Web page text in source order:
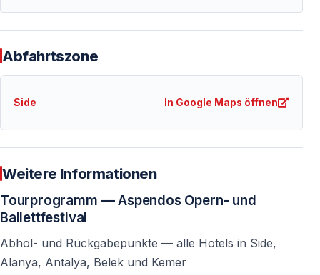
wird häufig mit einem Urlaubsaufenthalt kombiniert.
Organisation — Oper Türkei — Ballett Türkei
Staatlichen Oper und des Staatlichen Balletts unter dem
Ministerium für Kultur und Tourismus der Republik
Türkei organisiert.
Dank seiner künstlerischen Qualität, der historischen
Spielstätte und der internationalen Beteiligung zählt es
zu den prestigeträchtigsten Opern- und Ballettfestivals
weltweit.
Abfahrtszone
Side In Google Maps öffnen
Weitere Informationen
Tourprogramm — Aspendos Opern- und
Ballettfestival
Abhol- und Rückgabepunkte — alle Hotels in Side,
Alanya, Antalya, Belek und Kemer